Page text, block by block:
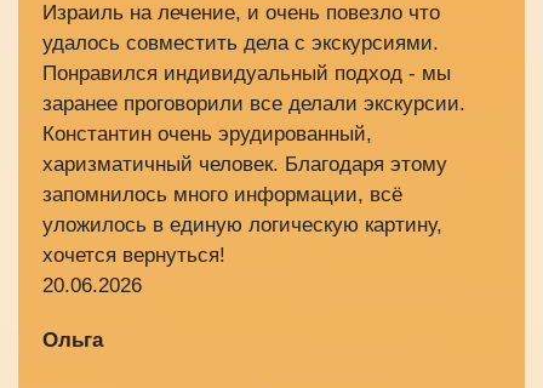
Израиль на лечение, и очень повезло что
удалось совместить дела с экскурсиями.
Понравился индивидуальный подход - мы
заранее проговорили все делали экскурсии.
Константин очень эрудированный,
харизматичный человек. Благодаря этому
запомнилось много информации, всё
уложилось в единую логическую картину,
хочется вернуться!
20.06.2026
Ольга